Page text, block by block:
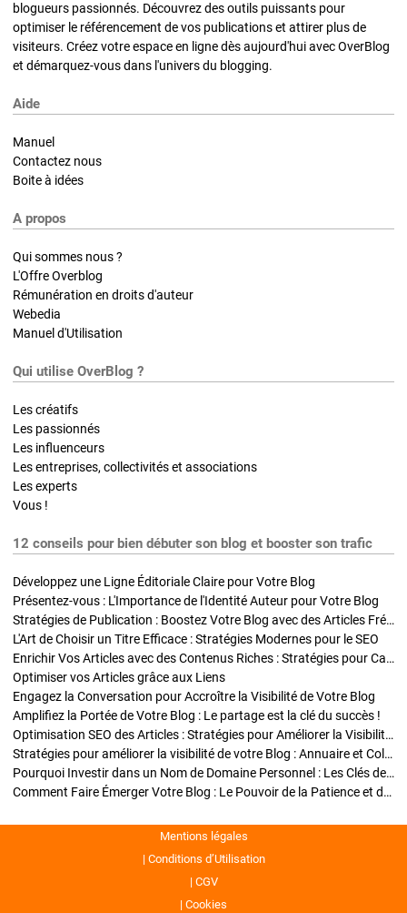
blogueurs passionnés. Découvrez des outils puissants pour
optimiser le référencement de vos publications et attirer plus de
visiteurs. Créez votre espace en ligne dès aujourd'hui avec OverBlog
et démarquez-vous dans l'univers du blogging.
Aide
Manuel
Contactez nous
Boite à idées
A propos
Qui sommes nous ?
L'Offre Overblog
Rémunération en droits d'auteur
Webedia
Manuel d'Utilisation
Qui utilise OverBlog ?
Les créatifs
Les passionnés
Les influenceurs
Les entreprises, collectivités et associations
Les experts
Vous !
12 conseils pour bien débuter son blog et booster son trafic
Développez une Ligne Éditoriale Claire pour Votre Blog
Présentez-vous : L'Importance de l'Identité Auteur pour Votre Blog
Stratégies de Publication : Boostez Votre Blog avec des Articles Fréquents et Exclusifs
L'Art de Choisir un Titre Efficace : Stratégies Modernes pour le SEO
Enrichir Vos Articles avec des Contenus Riches : Stratégies pour Captiver et Optimiser
Optimiser vos Articles grâce aux Liens
Engagez la Conversation pour Accroître la Visibilité de Votre Blog
Amplifiez la Portée de Votre Blog : Le partage est la clé du succès !
Optimisation SEO des Articles : Stratégies pour Améliorer la Visibilité de Votre Blog
Stratégies pour améliorer la visibilité de votre Blog : Annuaire et Collaborations
Pourquoi Investir dans un Nom de Domaine Personnel : Les Clés de la Réussite de Votre Blog
Comment Faire Émerger Votre Blog : Le Pouvoir de la Patience et de la Persévérance
Mentions légales
Conditions d’Utilisation
CGV
Cookies